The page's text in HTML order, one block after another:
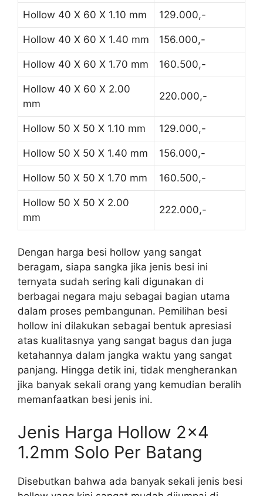
Hollow 40 X 60 X 1.10 mm 129.000,-
Hollow 40 X 60 X 1.40 mm 156.000,-
Hollow 40 X 60 X 1.70 mm 160.500,-
Hollow 40 X 60 X 2.00
mm
220.000,-
Hollow 50 X 50 X 1.10 mm 129.000,-
Hollow 50 X 50 X 1.40 mm 156.000,-
Hollow 50 X 50 X 1.70 mm 160.500,-
Hollow 50 X 50 X 2.00
mm
222.000,-
Dengan harga besi hollow yang sangat
beragam, siapa sangka jika jenis besi ini
ternyata sudah sering kali digunakan di
berbagai negara maju sebagai bagian utama
dalam proses pembangunan. Pemilihan besi
hollow ini dilakukan sebagai bentuk apresiasi
atas kualitasnya yang sangat bagus dan juga
ketahannya dalam jangka waktu yang sangat
panjang. Hingga detik ini, tidak mengherankan
jika banyak sekali orang yang kemudian beralih
memanfaatkan besi jenis ini.
Jenis Harga Hollow 2×4
1.2mm Solo Per Batang
Disebutkan bahwa ada banyak sekali jenis besi